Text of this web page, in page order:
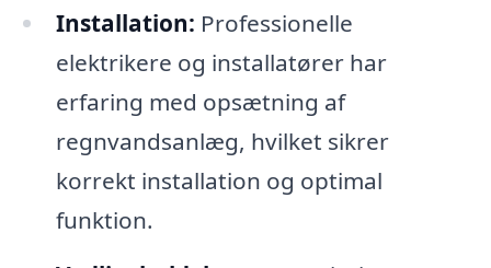
Installation: Professionelle
elektrikere og installatører har
erfaring med opsætning af
regnvandsanlæg, hvilket sikrer
korrekt installation og optimal
funktion.